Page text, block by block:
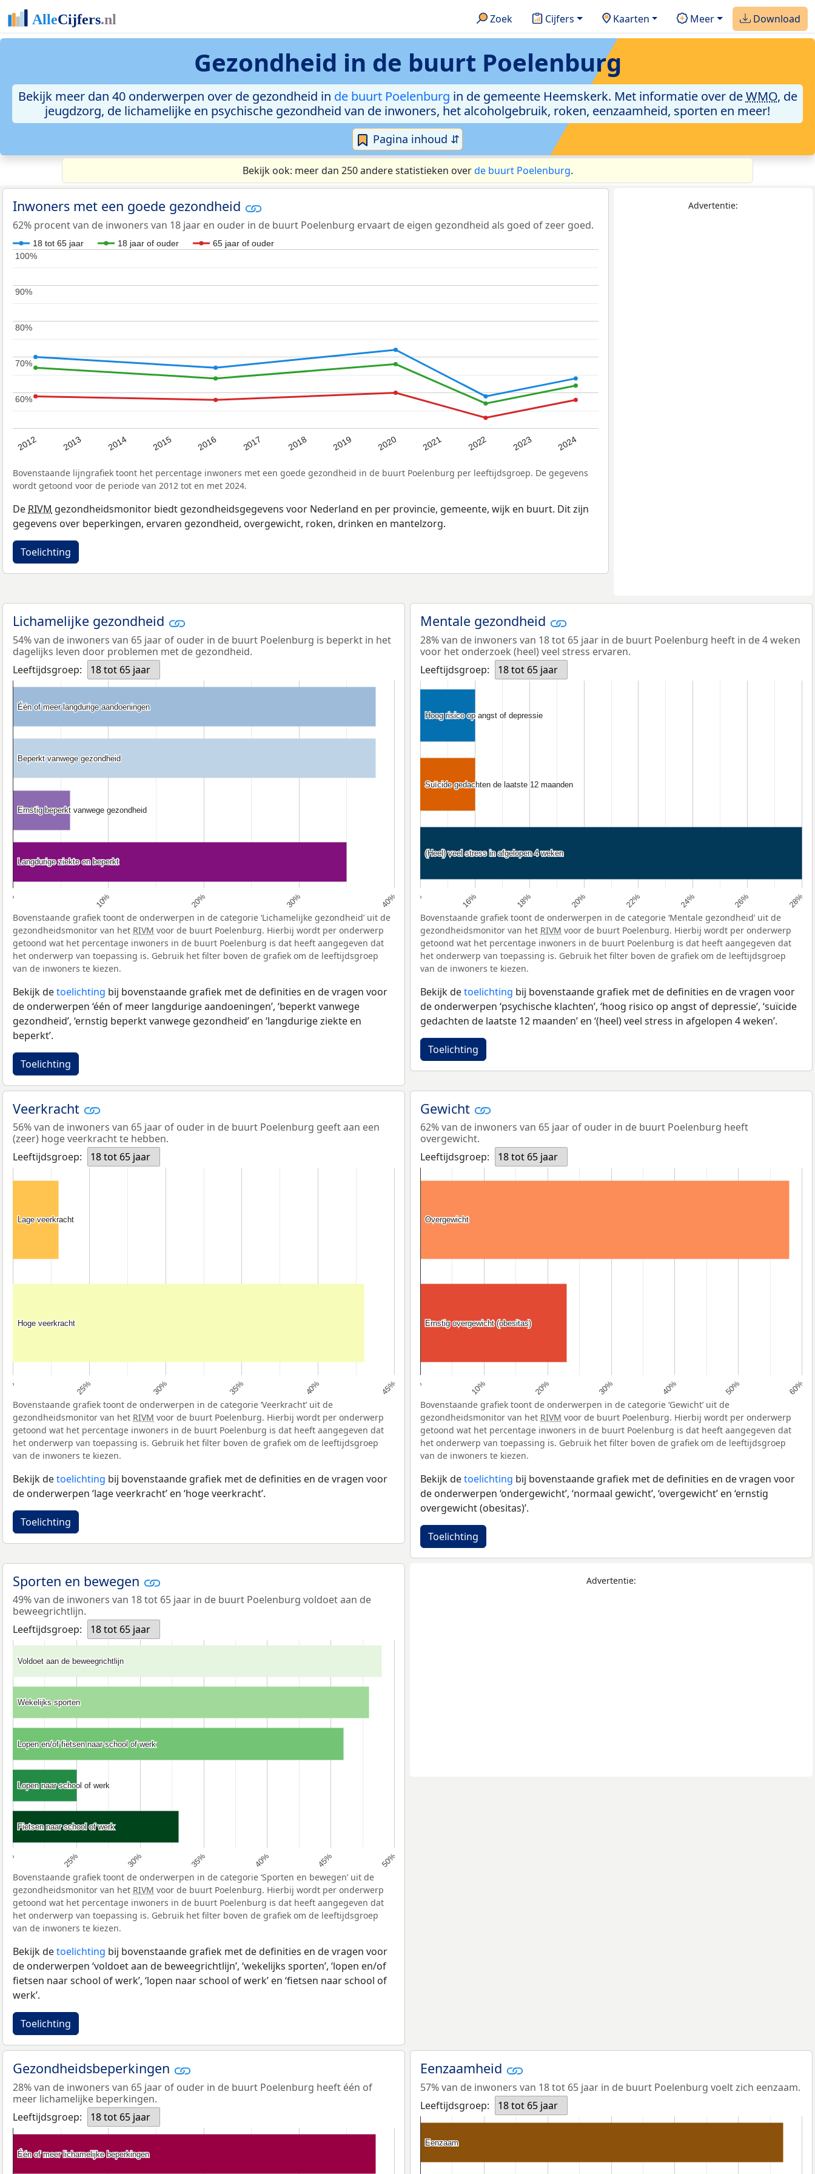
Zoek Cijfers Kaarten Meer Download
Gezondheid in de buurt Poelenburg
Bekijk meer dan 40 onderwerpen over de gezondheid in de buurt Poelenburg in de gemeente Heemskerk. Met informatie over deWMO, de
jeugdzorg, de lichamelijke en psychische gezondheid van de inwoners, het alcoholgebruik, roken, eenzaamheid, sporten en meer!
Pagina inhoud ⇵
Bekijk ook: meer dan 250 andere statistieken overde buurt Poelenburg.
Inwoners met een goede gezondheid
62% procent van de inwoners van 18 jaar en ouder in de buurt Poelenburg ervaart de eigen gezondheid als goed of zeer goed.
18 tot 65 jaar 18 jaar of ouder 65 jaar of ouder
2012 2013 2014 2015 2016 2017 2018 2019 2020 2021 2022 2023 2024
60%
60%
70%
70%
80%
80%
90%
90%
100%
100%
Bovenstaande lijngrafiek toont het percentage inwoners met een goede gezondheid in de buurt Poelenburg per leeftijdsgroep. De gegevens
wordt getoond voor de periode van 2012 tot en met 2024.
De RIVM gezondheidsmonitor biedt gezondheidsgegevens voor Nederland en per provincie, gemeente, wijk en buurt. Dit zijn
gegevens over beperkingen, ervaren gezondheid, overgewicht, roken, drinken en mantelzorg.
Toelichting
Advertentie:
Lichamelijke gezondheid
54% van de inwoners van 65 jaar of ouder in de buurt Poelenburg is beperkt in het
dagelijks leven door problemen met de gezondheid.
Leeftijdsgroep:
18 tot 65 jaar
0% 10% 20% 30% 40%
Één of meer langdurige aandoeningen
Één of meer langdurige aandoeningen
Beperkt vanwege gezondheid
Beperkt vanwege gezondheid
Ernstig beperkt vanwege gezondheid
Ernstig beperkt vanwege gezondheid
Langdurige ziekte en beperkt
Langdurige ziekte en beperkt
Bovenstaande grafiek toont de onderwerpen in de categorie ‘Lichamelijke gezondheid’ uit de
gezondheidsmonitor van het RIVM voor de buurt Poelenburg. Hierbij wordt per onderwerp
getoond wat het percentage inwoners in de buurt Poelenburg is dat heeft aangegeven dat
het onderwerp van toepassing is. Gebruik het filter boven de grafiek om de leeftijdsgroep
van de inwoners te kiezen.
Bekijk detoelichting bij bovenstaande grafiek met de definities en de vragen voor
de onderwerpen ‘één of meer langdurige aandoeningen’, ‘beperkt vanwege
gezondheid’, ‘ernstig beperkt vanwege gezondheid’ en ‘langdurige ziekte en
beperkt’.
Toelichting
Mentale gezondheid
28% van de inwoners van 18 tot 65 jaar in de buurt Poelenburg heeft in de 4 weken
voor het onderzoek (heel) veel stress ervaren.
Leeftijdsgroep:
18 tot 65 jaar
14% 16% 18% 20% 22% 24% 26% 28%
Hoog risico op angst of depressie
Hoog risico op angst of depressie
Suïcide gedachten de laatste 12 maanden
Suïcide gedachten de laatste 12 maanden
(Heel) veel stress in afgelopen 4 weken
(Heel) veel stress in afgelopen 4 weken
Bovenstaande grafiek toont de onderwerpen in de categorie ‘Mentale gezondheid’ uit de
gezondheidsmonitor van het RIVM voor de buurt Poelenburg. Hierbij wordt per onderwerp
getoond wat het percentage inwoners in de buurt Poelenburg is dat heeft aangegeven dat
het onderwerp van toepassing is. Gebruik het filter boven de grafiek om de leeftijdsgroep
van de inwoners te kiezen.
Bekijk detoelichting bij bovenstaande grafiek met de definities en de vragen voor
de onderwerpen ‘psychische klachten’, ‘hoog risico op angst of depressie’, ‘suïcide
gedachten de laatste 12 maanden’ en ‘(heel) veel stress in afgelopen 4 weken’.
Toelichting
Veerkracht
56% van de inwoners van 65 jaar of ouder in de buurt Poelenburg geeft aan een
(zeer) hoge veerkracht te hebben.
Leeftijdsgroep:
18 tot 65 jaar
25% 30% 35% 40% 45%
Lage veerkracht
Lage veerkracht
Hoge veerkracht
Hoge veerkracht
Bovenstaande grafiek toont de onderwerpen in de categorie ‘Veerkracht’ uit de
gezondheidsmonitor van het RIVM voor de buurt Poelenburg. Hierbij wordt per onderwerp
getoond wat het percentage inwoners in de buurt Poelenburg is dat heeft aangegeven dat
het onderwerp van toepassing is. Gebruik het filter boven de grafiek om de leeftijdsgroep
van de inwoners te kiezen.
Bekijk detoelichting bij bovenstaande grafiek met de definities en de vragen voor
de onderwerpen ‘lage veerkracht’ en ‘hoge veerkracht’.
Toelichting
Gewicht
62% van de inwoners van 65 jaar of ouder in de buurt Poelenburg heeft
overgewicht.
Leeftijdsgroep:
18 tot 65 jaar
0% 10% 20% 30% 40% 50% 60%
Overgewicht
Overgewicht
Ernstig overgewicht (obesitas)
Ernstig overgewicht (obesitas)
Bovenstaande grafiek toont de onderwerpen in de categorie ‘Gewicht’ uit de
gezondheidsmonitor van het RIVM voor de buurt Poelenburg. Hierbij wordt per onderwerp
getoond wat het percentage inwoners in de buurt Poelenburg is dat heeft aangegeven dat
het onderwerp van toepassing is. Gebruik het filter boven de grafiek om de leeftijdsgroep
van de inwoners te kiezen.
Bekijk detoelichting bij bovenstaande grafiek met de definities en de vragen voor
de onderwerpen ‘ondergewicht’, ‘normaal gewicht’, ‘overgewicht’ en ‘ernstig
overgewicht (obesitas)’.
Toelichting
Sporten en bewegen
49% van de inwoners van 18 tot 65 jaar in de buurt Poelenburg voldoet aan de
beweegrichtlijn.
Leeftijdsgroep:
18 tot 65 jaar
25% 30% 35% 40% 45% 50%
Voldoet aan de beweegrichtlijn
Voldoet aan de beweegrichtlijn
Wekelijks sporten
Wekelijks sporten
Lopen en/of fietsen naar school of werk
Lopen en/of fietsen naar school of werk
Lopen naar school of werk
Lopen naar school of werk
Fietsen naar school of werk
Fietsen naar school of werk
Bovenstaande grafiek toont de onderwerpen in de categorie ‘Sporten en bewegen’ uit de
gezondheidsmonitor van het RIVM voor de buurt Poelenburg. Hierbij wordt per onderwerp
getoond wat het percentage inwoners in de buurt Poelenburg is dat heeft aangegeven dat
het onderwerp van toepassing is. Gebruik het filter boven de grafiek om de leeftijdsgroep
van de inwoners te kiezen.
Bekijk detoelichting bij bovenstaande grafiek met de definities en de vragen voor
de onderwerpen ‘voldoet aan de beweegrichtlijn’, ‘wekelijks sporten’, ‘lopen en/of
fietsen naar school of werk’, ‘lopen naar school of werk’ en ‘fietsen naar school of
werk’.
Toelichting
Advertentie:
Gezondheidsbeperkingen
28% van de inwoners van 65 jaar of ouder in de buurt Poelenburg heeft één of
meer lichamelijke beperkingen.
Leeftijdsgroep:
18 tot 65 jaar
Één of meer lichamelijke beperkingen
Één of meer lichamelijke beperkingen
Eenzaamheid
57% van de inwoners van 18 tot 65 jaar in de buurt Poelenburg voelt zich eenzaam.
Leeftijdsgroep:
18 tot 65 jaar
Eenzaam
Eenzaam